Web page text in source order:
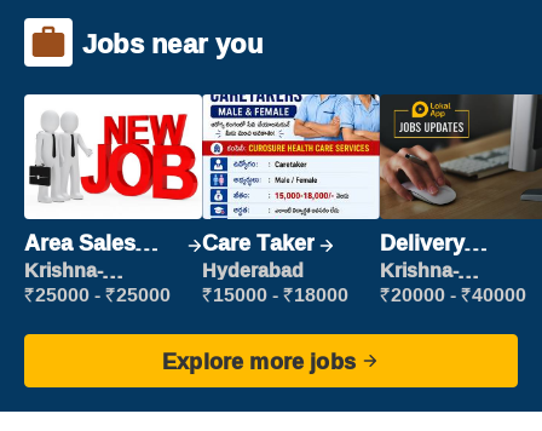
Jobs near you
Area Sales
Manager (Field
Sales)
Krishna-
vijayawada
₹25000 - ₹25000
Care Taker
Hyderabad
₹15000 - ₹18000
Delivery
Executive
Krishna-
vijayawada
₹20000 - ₹40000
Explore more jobs